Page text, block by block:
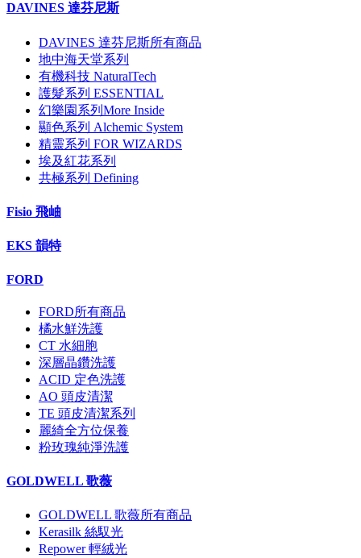
DAVINES 達芬尼斯
DAVINES 達芬尼斯所有商品
地中海天堂系列
有機科技 NaturalTech
護髮系列 ESSENTIAL
幻樂園系列More Inside
顯色系列 Alchemic System
精靈系列 FOR WIZARDS
埃及紅花系列
共極系列 Defining
Fisio 飛岫
EKS 韻特
FORD
FORD所有商品
橘水鮮洗護
CT 水細胞
深層晶鑽洗護
ACID 定色洗護
AO 頭皮清潔
TE 頭皮清潔系列
麗綺全方位保養
粉玫瑰純淨洗護
GOLDWELL 歌薇
GOLDWELL 歌薇所有商品
Kerasilk 絲馭光
Repower 輕絨光